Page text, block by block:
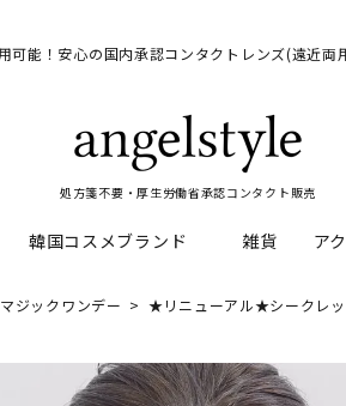
能！安心の国内承認コンタクトレンズ(遠近両
処方箋不要・厚生労働省承認コンタクト販売
イルミネート
韓国コスメブランド 雑貨 ア
ジックワンデー ★リニューアル★シークレッ